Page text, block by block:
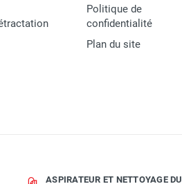
Politique de
confidentialité
Plan du site
ASPIRATEUR ET NETTOYAGE DU